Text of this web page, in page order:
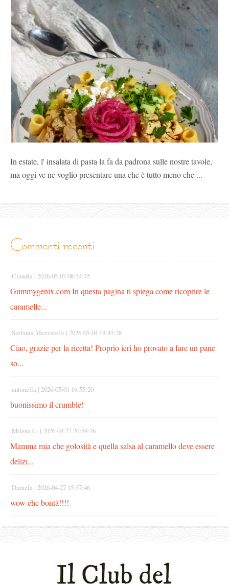
In estate, l' insalata di pasta la fa da padrona sulle nostre tavole,
ma oggi ve ne voglio presentare una che è tutto meno che ...
commenti recenti
Claudia | 2026-05-07 08:54:45
Gummygenix.com In questa pagina ti spiega come ricoprire le
caramelle...
Stefania Mazzarelli | 2026-05-04 19:45:28
Ciao, grazie per la ricetta! Proprio ieri ho provato a fare un pane
so...
antonella | 2026-05-01 16:55:20
buonissimo il crumble!
Milena G. | 2026-04-27 20:59:16
Mamma mia che golosità e quella salsa al caramello deve essere
delizi...
Daniela | 2026-04-27 15:37:46
wow che bontà!!!!